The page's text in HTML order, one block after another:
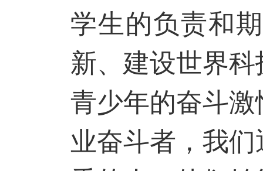
学生的负责和
新、建设世界
青少年的奋斗
业奋斗者，我